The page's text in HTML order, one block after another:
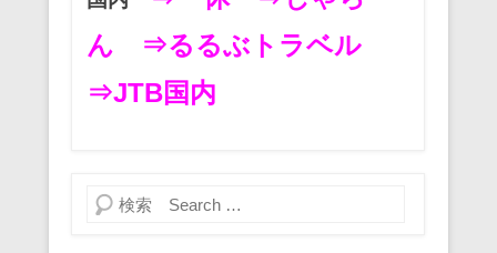
ん
⇒るるぶトラベル
⇒JTB国内
検索